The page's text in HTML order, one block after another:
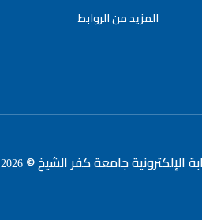
المزيد من الروابط
الإلكترونية جامعة كفر الشيخ ©2026